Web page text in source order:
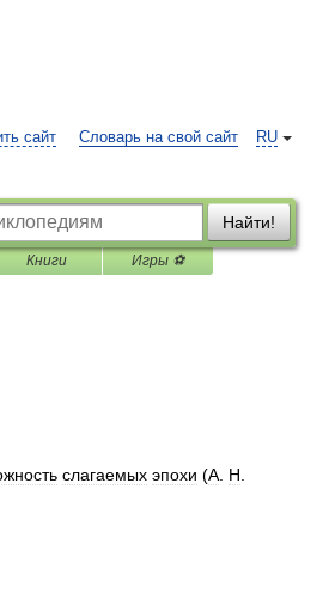
RU
сайт Словарь на свой сайт
Найти!
Книги Игры ⚽
слагаемых эпохи (А Н